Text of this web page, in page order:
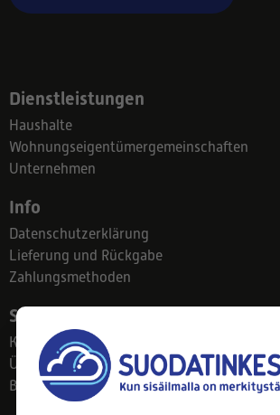
Dienstleistungen
Haushalte
Wohnungseigentümergemeinschaften
Unternehmen
Info
Datenschutzerklärung
Lieferung und Rückgabe
Zahlungsmethoden
Suodatinkeskus
Kontakt
Über uns
Blog